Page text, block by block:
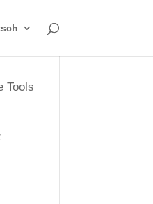
Tools